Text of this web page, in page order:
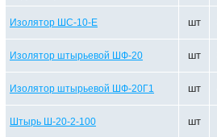
Изолятор ШС-10-Е шт
Изолятор штырьевой ШФ-20 шт
Изолятор штырьевой ШФ-20Г1 шт
Штырь Ш-20-2-100 шт